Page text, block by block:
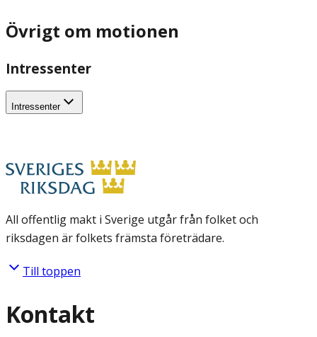
Övrigt om motionen
Intressenter
Intressenter
All offentlig makt i Sverige utgår från folket och
riksdagen är folkets främsta företrädare.
Till toppen
Kontakt